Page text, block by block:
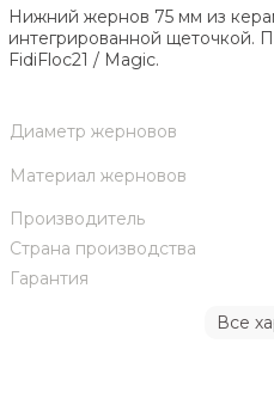
Нижний жернов 75 мм из
интегрированной щеточкой.
FidiFloc21 / Magic.
Диаметр жерновов
Материал жерновов
Производитель
Страна производства
Гарантия
Все